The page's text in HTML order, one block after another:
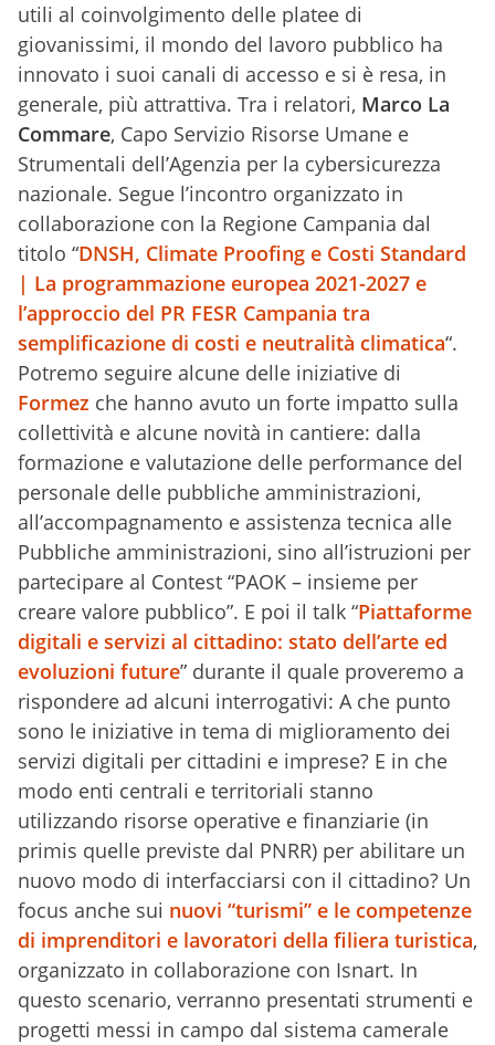
utili al coinvolgimento delle platee di
giovanissimi, il mondo del lavoro pubblico ha
innovato i suoi canali di accesso e si è resa, in
generale, più attrattiva. Tra i relatori, Marco La
Commare, Capo Servizio Risorse Umane e
Strumentali dell’Agenzia per la cybersicurezza
nazionale. Segue l’incontro organizzato in
collaborazione con la Regione Campania dal
titolo “DNSH, Climate Proofing e Costi Standard
| La programmazione europea 2021-2027 e
l’approccio del PR FESR Campania tra
semplificazione di costi e neutralità climatica“.
Potremo seguire alcune delle iniziative di
Formez che hanno avuto un forte impatto sulla
collettività e alcune novità in cantiere: dalla
formazione e valutazione delle performance del
personale delle pubbliche amministrazioni,
all’accompagnamento e assistenza tecnica alle
Pubbliche amministrazioni, sino all’istruzioni per
partecipare al Contest “PAOK – insieme per
creare valore pubblico”. E poi il talk “Piattaforme
digitali e servizi al cittadino: stato dell’arte ed
evoluzioni future” durante il quale proveremo a
rispondere ad alcuni interrogativi: A che punto
sono le iniziative in tema di miglioramento dei
servizi digitali per cittadini e imprese? E in che
modo enti centrali e territoriali stanno
utilizzando risorse operative e finanziarie (in
primis quelle previste dal PNRR) per abilitare un
nuovo modo di interfacciarsi con il cittadino? Un
focus anche sui nuovi “turismi” e le competenze
di imprenditori e lavoratori della filiera turistica,
organizzato in collaborazione con Isnart. In
questo scenario, verranno presentati strumenti e
progetti messi in campo dal sistema camerale